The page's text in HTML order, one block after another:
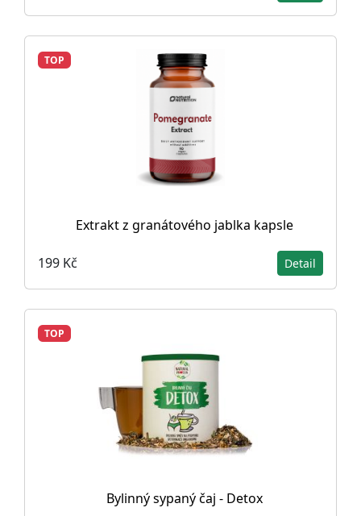
TOP
Extrakt z granátového jablka kapsle
199 Kč Detail
TOP
Bylinný sypaný čaj - Detox